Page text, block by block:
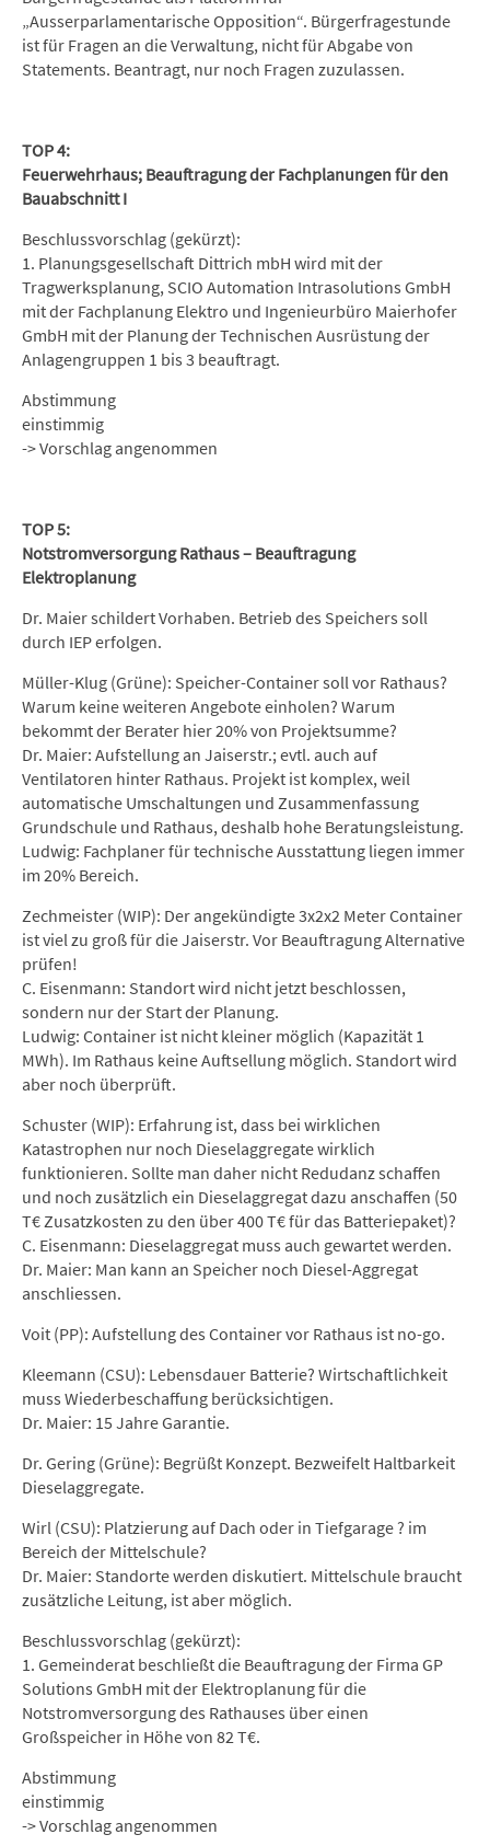
„Ausserparlamentarische Opposition“. Bürgerfragestunde
ist für Fragen an die Verwaltung, nicht für Abgabe von
Statements. Beantragt, nur noch Fragen zuzulassen.
TOP 4:
Feuerwehrhaus; Beauftragung der Fachplanungen für den
Bauabschnitt I
Beschlussvorschlag (gekürzt):
1. Planungsgesellschaft Dittrich mbH wird mit der
Tragwerksplanung, SCIO Automation Intrasolutions GmbH
mit der Fachplanung Elektro und Ingenieurbüro Maierhofer
GmbH mit der Planung der Technischen Ausrüstung der
Anlagengruppen 1 bis 3 beauftragt.
Abstimmung
einstimmig
-> Vorschlag angenommen
TOP 5:
Notstromversorgung Rathaus – Beauftragung
Elektroplanung
Dr. Maier schildert Vorhaben. Betrieb des Speichers soll
durch IEP erfolgen.
Müller-Klug (Grüne): Speicher-Container soll vor Rathaus?
Warum keine weiteren Angebote einholen? Warum
bekommt der Berater hier 20% von Projektsumme?
Dr. Maier: Aufstellung an Jaiserstr.; evtl. auch auf
Ventilatoren hinter Rathaus. Projekt ist komplex, weil
automatische Umschaltungen und Zusammenfassung
Grundschule und Rathaus, deshalb hohe Beratungsleistung.
Ludwig: Fachplaner für technische Ausstattung liegen immer
im 20% Bereich.
Zechmeister (WIP): Der angekündigte 3x2x2 Meter Container
ist viel zu groß für die Jaiserstr. Vor Beauftragung Alternative
prüfen!
C. Eisenmann: Standort wird nicht jetzt beschlossen,
sondern nur der Start der Planung.
Ludwig: Container ist nicht kleiner möglich (Kapazität 1
MWh). Im Rathaus keine Auftsellung möglich. Standort wird
aber noch überprüft.
Schuster (WIP): Erfahrung ist, dass bei wirklichen
Katastrophen nur noch Dieselaggregate wirklich
funktionieren. Sollte man daher nicht Redudanz schaffen
und noch zusätzlich ein Dieselaggregat dazu anschaffen (50
T€ Zusatzkosten zu den über 400 T€ für das Batteriepaket)?
C. Eisenmann: Dieselaggregat muss auch gewartet werden.
Dr. Maier: Man kann an Speicher noch Diesel-Aggregat
anschliessen.
Voit (PP): Aufstellung des Container vor Rathaus ist no-go.
Kleemann (CSU): Lebensdauer Batterie? Wirtschaftlichkeit
muss Wiederbeschaffung berücksichtigen.
Dr. Maier: 15 Jahre Garantie.
Dr. Gering (Grüne): Begrüßt Konzept. Bezweifelt Haltbarkeit
Dieselaggregate.
Wirl (CSU): Platzierung auf Dach oder in Tiefgarage ? im
Bereich der Mittelschule?
Dr. Maier: Standorte werden diskutiert. Mittelschule braucht
zusätzliche Leitung, ist aber möglich.
Beschlussvorschlag (gekürzt):
1. Gemeinderat beschließt die Beauftragung der Firma GP
Solutions GmbH mit der Elektroplanung für die
Notstromversorgung des Rathauses über einen
Großspeicher in Höhe von 82 T€.
Abstimmung
einstimmig
-> Vorschlag angenommen